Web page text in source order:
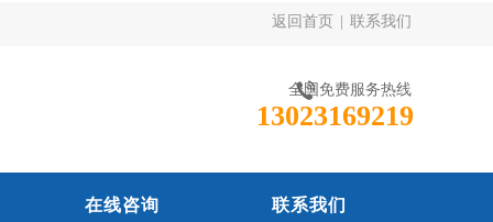
返回首页 联系我们
全国免费服务热线
13023169219
在线咨询 联系我们